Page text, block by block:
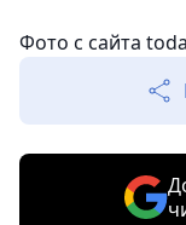
Фото с сайта